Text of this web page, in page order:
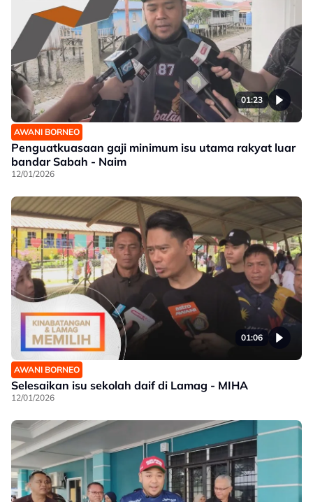
01:23
AWANI BORNEO
Penguatkuasaan gaji minimum isu utama rakyat luar
bandar Sabah - Naim
12/01/2026
01:06
AWANI BORNEO
Selesaikan isu sekolah daif di Lamag - MIHA
12/01/2026